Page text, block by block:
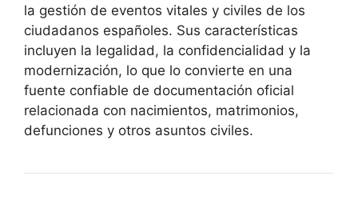
la gestión de eventos vitales y civiles de los
ciudadanos españoles. Sus características
incluyen la legalidad, la confidencialidad y la
modernización, lo que lo convierte en una
fuente confiable de documentación oficial
relacionada con nacimientos, matrimonios,
defunciones y otros asuntos civiles.